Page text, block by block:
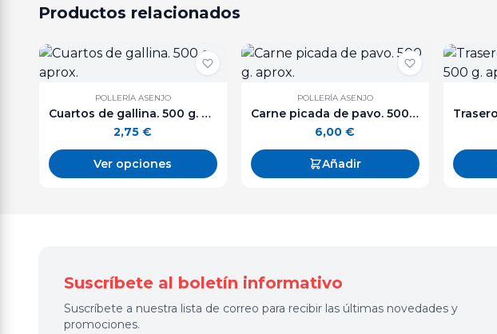
Productos relacionados
POLLERÍA ASENJO
Cuartos de gallina. 500 g. aprox.
2,75€
Ver opciones
POLLERÍA ASENJO
Carne picada de pavo. 500 g. aprox.
6,00€
Añadir
Suscríbete al boletín informativo
Suscríbete a nuestra lista de correo para recibir las últimas novedades y
promociones.